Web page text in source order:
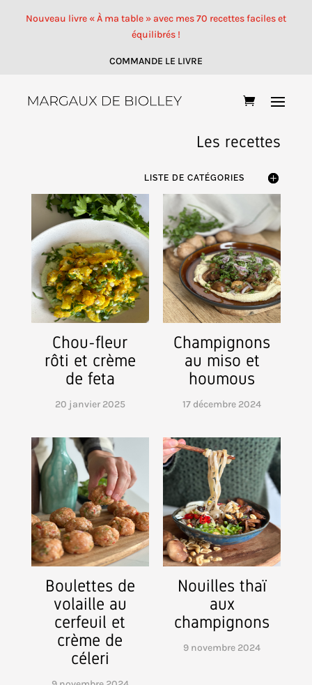
Nouveau livre « À ma table » avec mes 70 recettes faciles et
équilibrés !
COMMANDE LE LIVRE
Les recettes
LISTE DE CATÉGORIES
Chou-fleur
rôti et crème
de feta
20 janvier 2025
Champignons
au miso et
houmous
17 décembre 2024
Boulettes de
volaille au
cerfeuil et
crème de
céleri
Nouilles thaï
aux
champignons
9 novembre 2024